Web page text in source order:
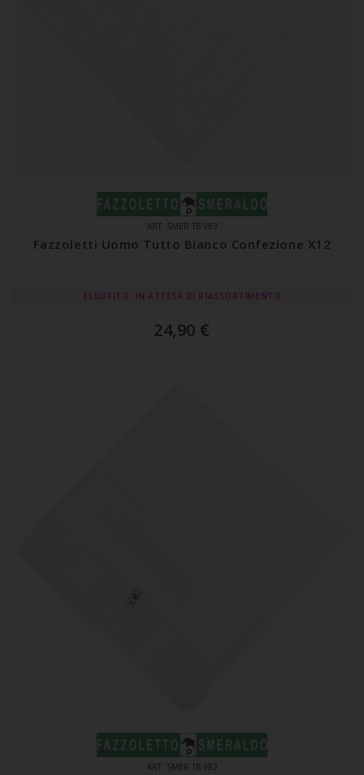
ART. SMER TB 983
Fazzoletti Uomo Tutto Bianco Confezione X12
ESAURITO, IN ATTESA DI RIASSORTIMENTO
24,90 €
ART. SMER TB 982